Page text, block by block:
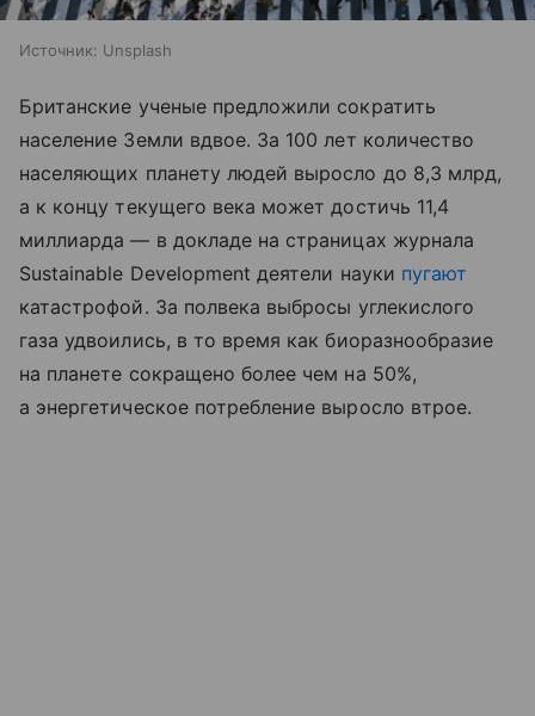
Источник: Unsplash
Британские ученые предложили сократить
население Земли вдвое. За 100 лет количество
населяющих планету людей выросло до 8,3 млрд,
а к концу текущего века может достичь 11,4
миллиарда — в докладе на страницах журнала
Sustainable Development деятели науки пугают
катастрофой. За полвека выбросы углекислого
газа удвоились, в то время как биоразнообразие
на планете сокращено более чем на 50%,
а энергетическое потребление выросло втрое.